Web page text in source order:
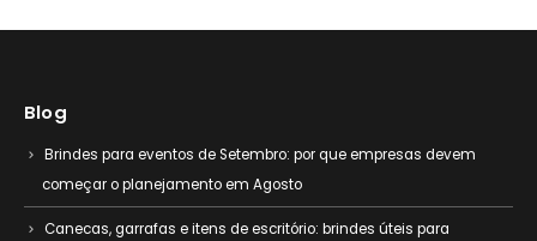
Blog
Brindes para eventos de Setembro: por que empresas devem
começar o planejamento em Agosto
Canecas, garrafas e itens de escritório: brindes úteis para